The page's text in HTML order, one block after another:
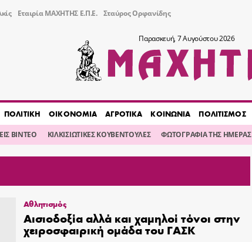
Εταιρία ΜΑΧΗΤΗΣ Ε.Π.Ε. Σταύρος Ορφανίδης
Παρασκευή, 7 Αυγούστου 2026
ΠΟΛΙΤΙΚΗ ΟΙΚΟΝΟΜΙΑ ΑΓΡΟΤΙΚΑ ΚΟΙΝΩΝΙΑ ΠΟΛΙΤΙΣΜΟΣ
ΒΙΝΤΕΟ ΚΙΛΚΙΣΙΩΤΙΚΕΣ ΚΟΥΒΕΝΤΟΥΛΕΣ ΦΩΤΟΓΡΑΦΙΑ ΤΗΣ ΗΜΕΡΑΣ
Αθλητισμός
Αισιοδοξία αλλά και χαμηλοί τόνοι στην
χειροσφαιρική ομάδα του ΓΑΣΚ